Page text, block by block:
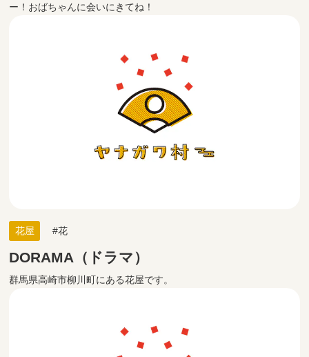
ー！おばちゃんに会いにきてね！
花屋 花
DORAMA（ドラマ）
群馬県高崎市柳川町にある花屋です。